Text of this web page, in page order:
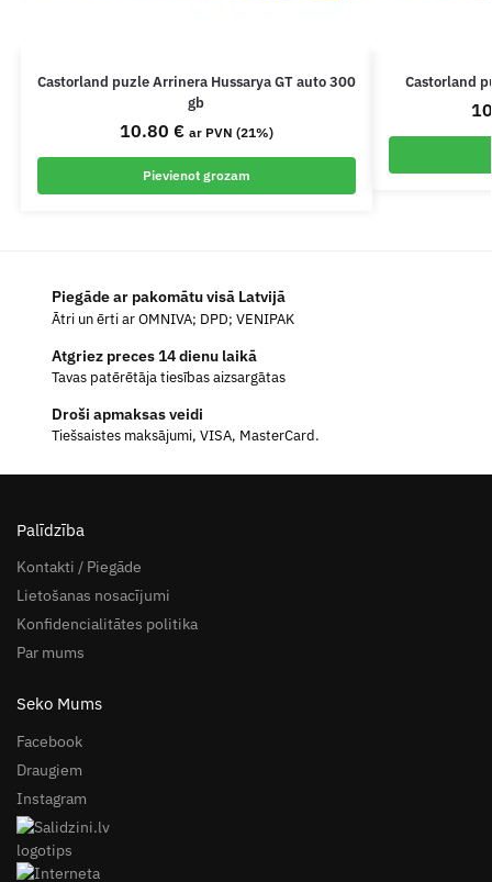
Castorland puzle Arrinera Hussarya GT auto 300
gb
10.80 € ar PVN (21%)
Pievienot grozam
Castorland
Piegāde ar pakomātu visā Latvijā
Ātri un ērti ar OMNIVA; DPD; VENIPAK
Atgriez preces 14 dienu laikā
Tavas patērētāja tiesības aizsargātas
Droši apmaksas veidi
Tiešsaistes maksājumi, VISA, MasterCard.
Palīdzība
Kontakti / Piegāde
Lietošanas nosacījumi
Konfidencialitātes politika
Par mums
Seko Mums
Facebook
Draugiem
Instagram